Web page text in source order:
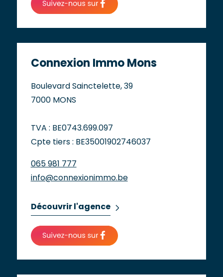
Connexion Immo Mons
Boulevard Sainctelette, 39
7000 MONS
TVA : BE0743.699.097
Cpte tiers : BE35001902746037
065 981 777
info@connexionimmo.be
Découvrir l'agence